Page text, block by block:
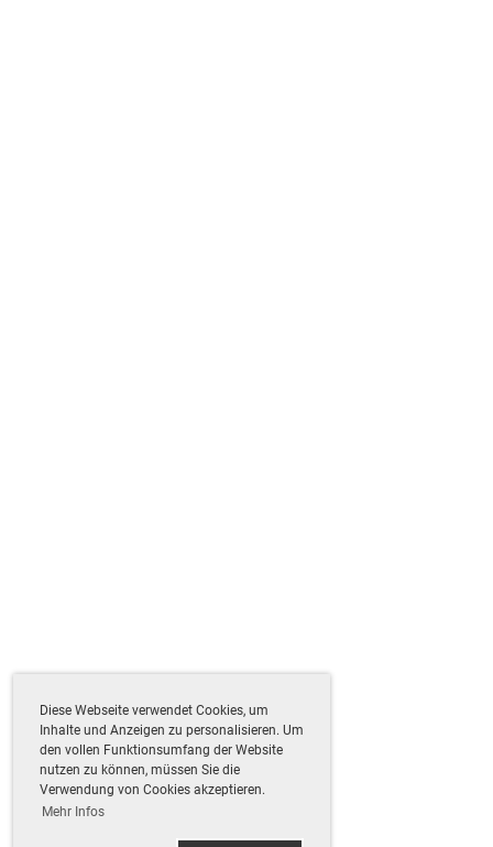
Diese Webseite verwendet Cookies, um
Inhalte und Anzeigen zu personalisieren. Um
den vollen Funktionsumfang der Website
nutzen zu können, müssen Sie die
Verwendung von Cookies akzeptieren.
Mehr Infos